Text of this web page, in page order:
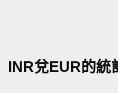
INR兌EUR的統